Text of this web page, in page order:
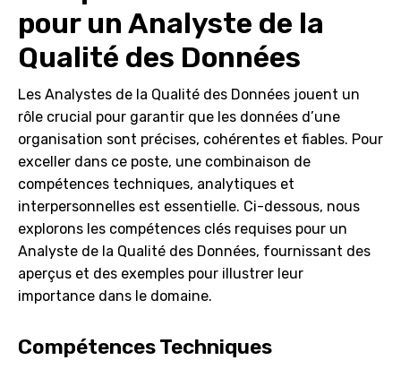
pour un Analyste de la
Qualité des Données
Les Analystes de la Qualité des Données jouent un
rôle crucial pour garantir que les données d’une
organisation sont précises, cohérentes et fiables. Pour
exceller dans ce poste, une combinaison de
compétences techniques, analytiques et
interpersonnelles est essentielle. Ci-dessous, nous
explorons les compétences clés requises pour un
Analyste de la Qualité des Données, fournissant des
aperçus et des exemples pour illustrer leur
importance dans le domaine.
Compétences Techniques